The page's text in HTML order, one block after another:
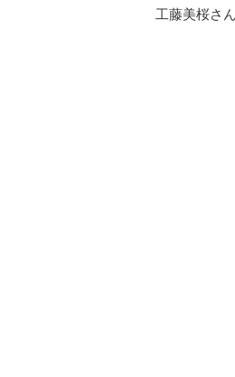
工藤美桜さ